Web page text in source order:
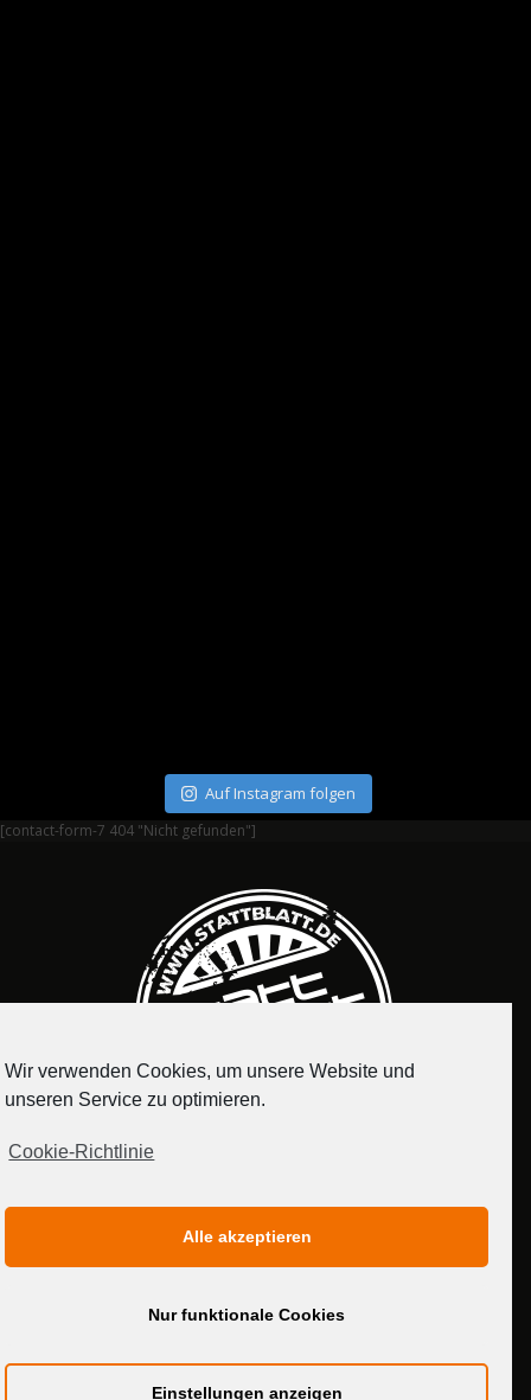
Auf Instagram folgen
[contact-form-7 404 "Nicht gefunden"]
MEDIADATEN
Wir verwenden Cookies, um unsere Website und
unseren Service zu optimieren.
Cookie-Richtlinie
Alle akzeptieren
Nur funktionale Cookies
Einstellungen anzeigen